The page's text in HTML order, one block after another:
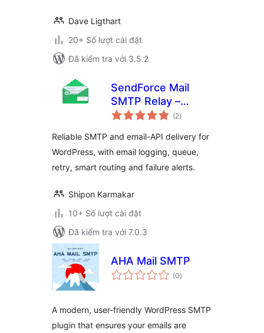
Dave Ligthart
20+ Số lượt cài đặt
Đã kiểm tra với 3.5.2
SendForce Mail
SMTP Relay –
SMTP and Email
(2tổng
đánh
)
Reliable SMTP and email-API delivery for
WordPress, with email logging, queue,
retry, smart routing and failure alerts.
Shipon Karmakar
10+ Số lượt cài đặt
Đã kiểm tra với 7.0.3
AHA Mail SMTP
(0tổng
đánh
)
A modern, user-friendly WordPress SMTP
plugin that ensures your emails are